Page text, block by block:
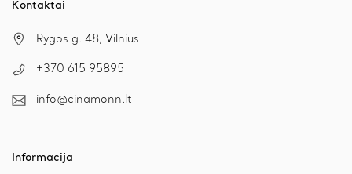
Kontaktai
Rygos g. 48, Vilnius
+370 615 95895
info@cinamonn.lt
Informacija